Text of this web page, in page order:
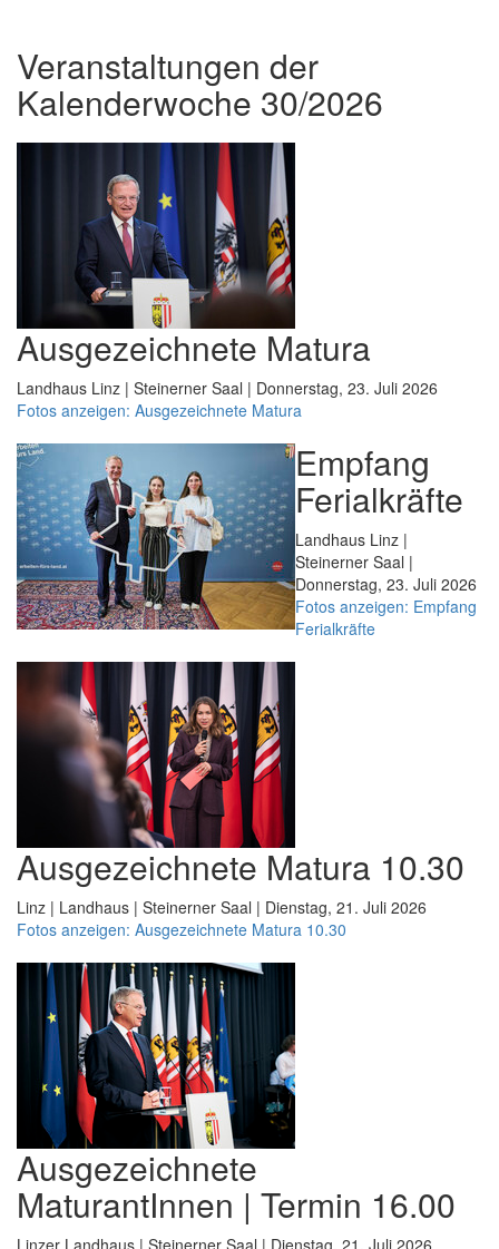
Veranstaltungen der
Kalenderwoche 30/2026
Ausgezeichnete Matura
Landhaus Linz | Steinerner Saal | Donnerstag, 23. Juli 2026
Fotos anzeigen: Ausgezeichnete Matura
Empfang
Ferialkräfte
Landhaus Linz |
Steinerner Saal |
Donnerstag, 23. Juli 2026
Fotos anzeigen: Empfang
Ferialkräfte
Ausgezeichnete Matura 10.30
Linz | Landhaus | Steinerner Saal | Dienstag, 21. Juli 2026
Fotos anzeigen: Ausgezeichnete Matura 10.30
Ausgezeichnete
MaturantInnen | Termin 16.00
Linzer Landhaus | Steinerner Saal | Dienstag, 21. Juli 2026